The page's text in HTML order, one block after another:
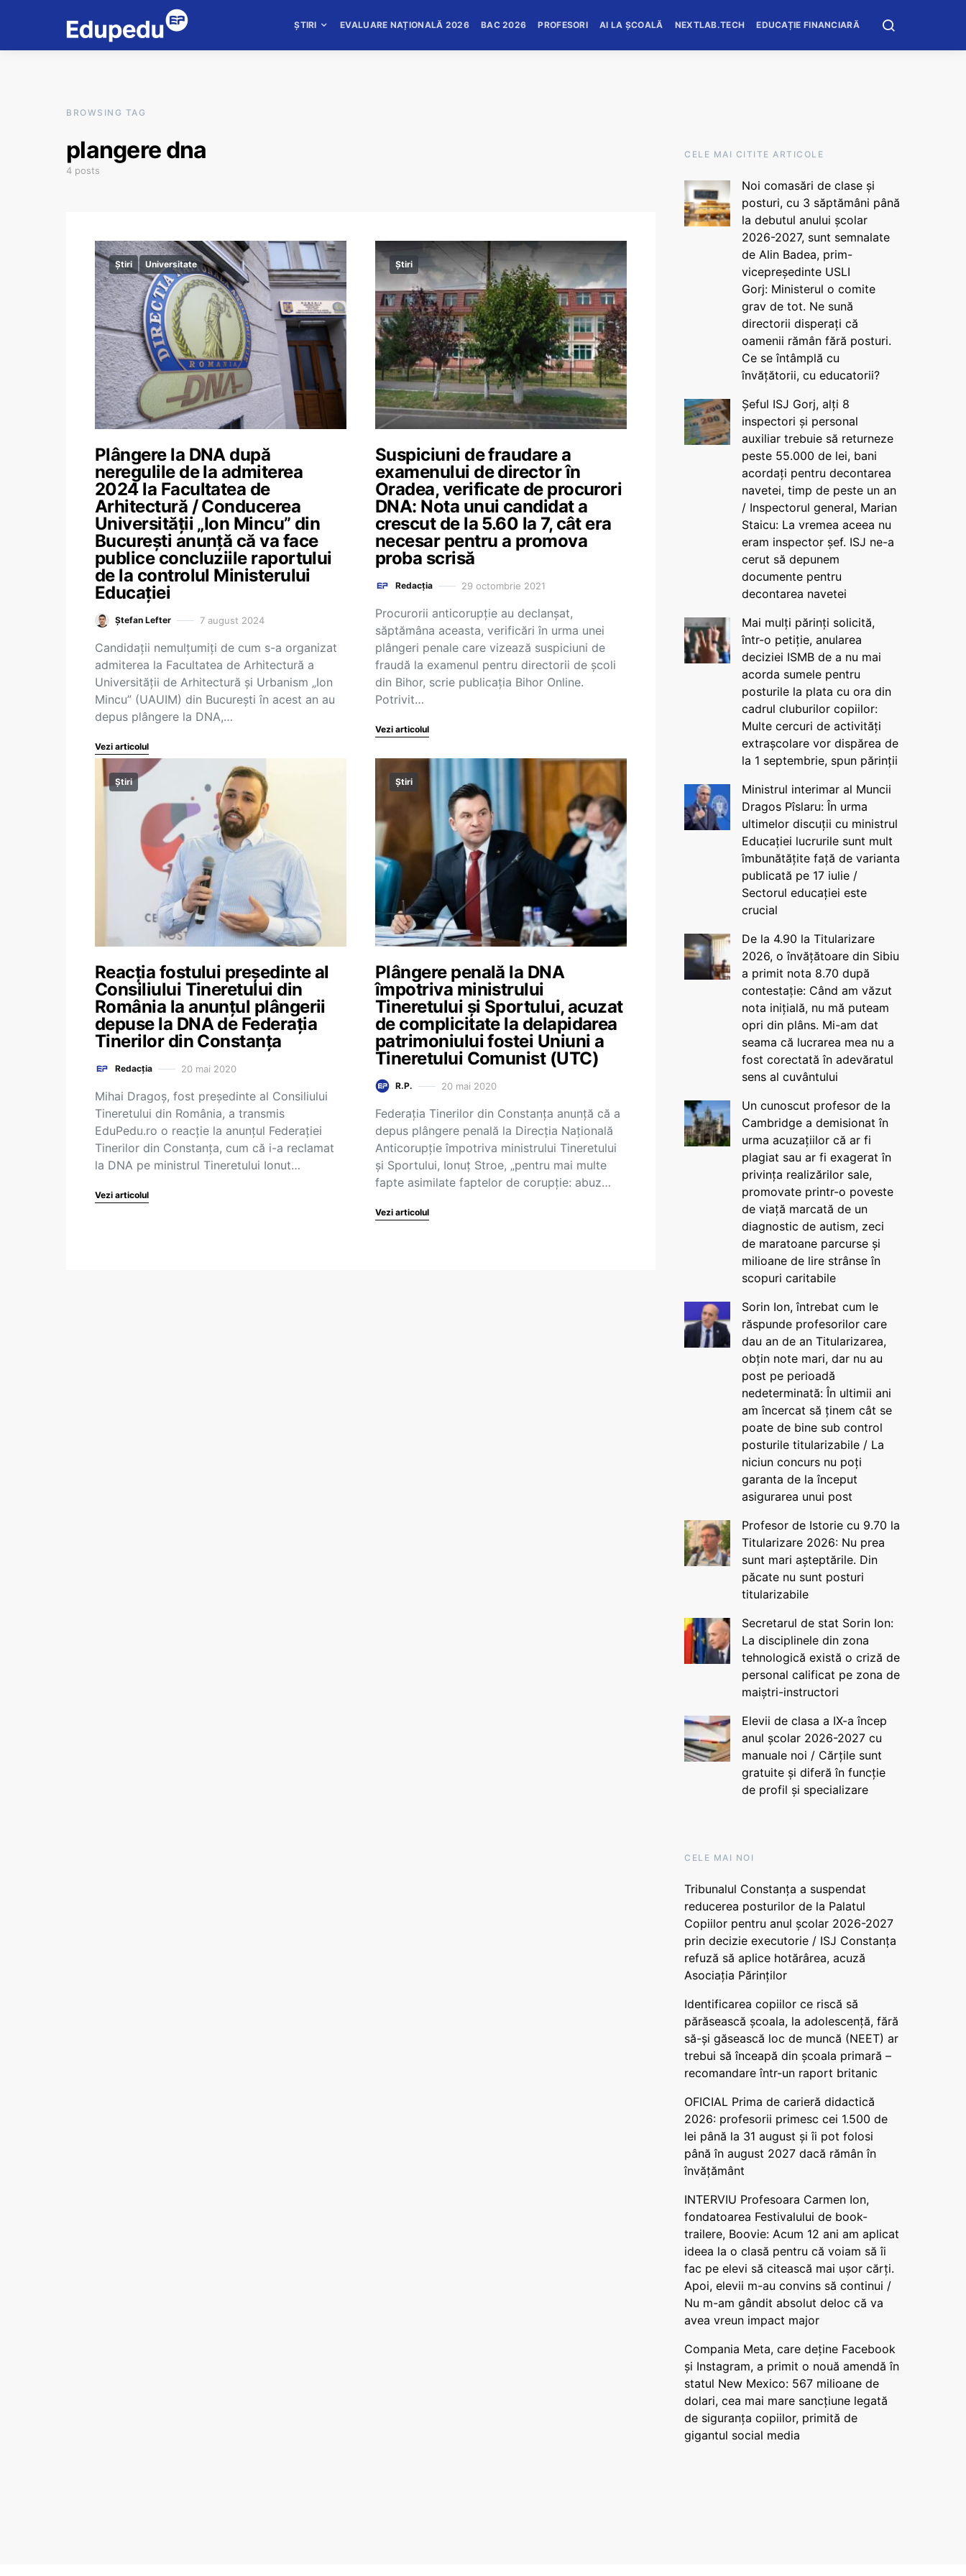
ȘTIRI EVALUARE NAȚIONALĂ 2026 BAC 2026 PROFESORI AI LA ȘCOALĂ NEXTLAB.TECH EDUCAȚIE FINANCIARĂ
BROWSING TAG
plangere dna
4 posts
Știri Universitate
Plângere la DNA după
neregulile de la admiterea
2024 la Facultatea de
Arhitectură / Conducerea
Universității „Ion Mincu” din
București anunță că va face
publice concluziile raportului
de la controlul Ministerului
Educației
Ștefan Lefter 7 august 2024
Candidații nemulțumiți de cum s-a organizat
admiterea la Facultatea de Arhitectură a
Universității de Arhitectură și Urbanism „Ion
Mincu” (UAUIM) din București în acest an au
depus plângere la DNA,…
Vezi articolul
Știri
Suspiciuni de fraudare a
examenului de director în
Oradea, verificate de procurori
DNA: Nota unui candidat a
crescut de la 5.60 la 7, cât era
necesar pentru a promova
proba scrisă
Redacția 29 octombrie 2021
Procurorii anticorupție au declanșat,
săptămâna aceasta, verificări în urma unei
plângeri penale care vizează suspiciuni de
fraudă la examenul pentru directorii de școli
din Bihor, scrie publicația Bihor Online.
Potrivit…
Vezi articolul
Știri
Reacția fostului președinte al
Consiliului Tineretului din
România la anunțul plângerii
depuse la DNA de Federația
Tinerilor din Constanța
Redacția 20 mai 2020
Mihai Dragoș, fost președinte al Consiliului
Tineretului din România, a transmis
EduPedu.ro o reacție la anunțul Federației
Tinerilor din Constanța, cum că i-a reclamat
la DNA pe ministrul Tineretului Ionut…
Vezi articolul
Știri
Plângere penală la DNA
împotriva ministrului
Tineretului și Sportului, acuzat
de complicitate la delapidarea
patrimoniului fostei Uniuni a
Tineretului Comunist (UTC)
R.P. 20 mai 2020
Federația Tinerilor din Constanța anunță că a
depus plângere penală la Direcția Națională
Anticorupție împotriva ministrului Tineretului
și Sportului, Ionuț Stroe, „pentru mai multe
fapte asimilate faptelor de corupție: abuz…
Vezi articolul
CELE MAI CITITE ARTICOLE
Noi comasări de clase și
posturi, cu 3 săptămâni până
la debutul anului școlar
2026-2027, sunt semnalate
de Alin Badea, prim-
vicepreședinte USLI
Gorj: Ministerul o comite
grav de tot. Ne sună
directorii disperați că
oamenii rămân fără posturi.
Ce se întâmplă cu
învățătorii, cu educatorii?
Șeful ISJ Gorj, alți 8
inspectori și personal
auxiliar trebuie să returneze
peste 55.000 de lei, bani
acordați pentru decontarea
navetei, timp de peste un an
/ Inspectorul general, Marian
Staicu: La vremea aceea nu
eram inspector șef. ISJ ne-a
cerut să depunem
documente pentru
decontarea navetei
Mai mulți părinți solicită,
într-o petiție, anularea
deciziei ISMB de a nu mai
acorda sumele pentru
posturile la plata cu ora din
cadrul cluburilor copiilor:
Multe cercuri de activități
extrașcolare vor dispărea de
la 1 septembrie, spun părinții
Ministrul interimar al Muncii
Dragos Pîslaru: În urma
ultimelor discuții cu ministrul
Educației lucrurile sunt mult
îmbunătățite față de varianta
publicată pe 17 iulie /
Sectorul educației este
crucial
De la 4.90 la Titularizare
2026, o învățătoare din Sibiu
a primit nota 8.70 după
contestație: Când am văzut
nota inițială, nu mă puteam
opri din plâns. Mi-am dat
seama că lucrarea mea nu a
fost corectată în adevăratul
sens al cuvântului
Un cunoscut profesor de la
Cambridge a demisionat în
urma acuzațiilor că ar fi
plagiat sau ar fi exagerat în
privința realizărilor sale,
promovate printr-o poveste
de viață marcată de un
diagnostic de autism, zeci
de maratoane parcurse și
milioane de lire strânse în
scopuri caritabile
Sorin Ion, întrebat cum le
răspunde profesorilor care
dau an de an Titularizarea,
obțin note mari, dar nu au
post pe perioadă
nedeterminată: În ultimii ani
am încercat să ținem cât se
poate de bine sub control
posturile titularizabile / La
niciun concurs nu poți
garanta de la început
asigurarea unui post
Profesor de Istorie cu 9.70 la
Titularizare 2026: Nu prea
sunt mari așteptările. Din
păcate nu sunt posturi
titularizabile
Secretarul de stat Sorin Ion:
La disciplinele din zona
tehnologică există o criză de
personal calificat pe zona de
maiștri-instructori
Elevii de clasa a IX-a încep
anul școlar 2026-2027 cu
manuale noi / Cărțile sunt
gratuite și diferă în funcție
de profil și specializare
CELE MAI NOI
Tribunalul Constanța a suspendat
reducerea posturilor de la Palatul
Copiilor pentru anul școlar 2026-2027
prin decizie executorie / ISJ Constanța
refuză să aplice hotărârea, acuză
Asociația Părinților
Identificarea copiilor ce riscă să
părăsească școala, la adolescență, fără
să-și găsească loc de muncă (NEET) ar
trebui să înceapă din școala primară –
recomandare într-un raport britanic
OFICIAL Prima de carieră didactică
2026: profesorii primesc cei 1.500 de
lei până la 31 august și îi pot folosi
până în august 2027 dacă rămân în
învățământ
INTERVIU Profesoara Carmen Ion,
fondatoarea Festivalului de book-
trailere, Boovie: Acum 12 ani am aplicat
ideea la o clasă pentru că voiam să îi
fac pe elevi să citească mai ușor cărți.
Apoi, elevii m-au convins să continui /
Nu m-am gândit absolut deloc că va
avea vreun impact major
Compania Meta, care deține Facebook
și Instagram, a primit o nouă amendă în
statul New Mexico: 567 milioane de
dolari, cea mai mare sancțiune legată
de siguranța copiilor, primită de
gigantul social media